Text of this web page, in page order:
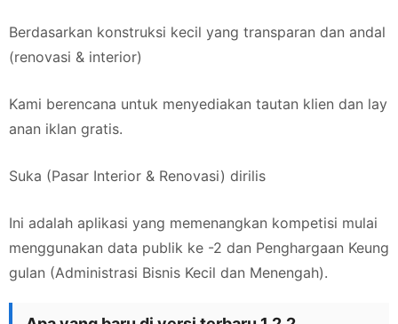
Berdasarkan konstruksi kecil yang transparan dan andal
(renovasi & interior)
Kami berencana untuk menyediakan tautan klien dan lay
anan iklan gratis.
Suka (Pasar Interior & Renovasi) dirilis
Ini adalah aplikasi yang memenangkan kompetisi mulai
menggunakan data publik ke -2 dan Penghargaan Keung
gulan (Administrasi Bisnis Kecil dan Menengah).